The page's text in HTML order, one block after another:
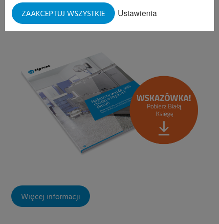
Ustawienia
ZAAKCEPTUJ WSZYSTKIE
wybór, jeśli chodzi o myjki do skrzyń
Więcej informacji